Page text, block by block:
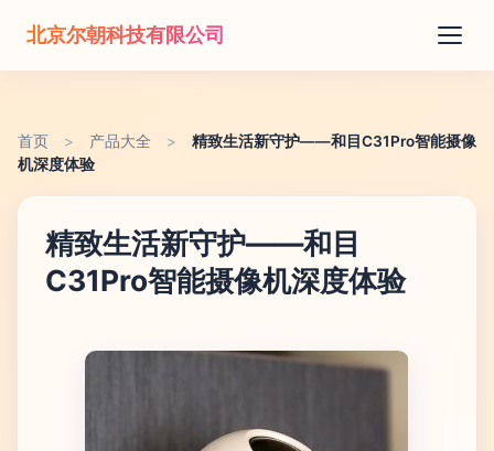
北京尔朝科技有限公司
首页 > 产品大全 >
精致生活新守护——和目C31Pro智能摄像
机深度体验
精致生活新守护——和目
C31Pro智能摄像机深度体验